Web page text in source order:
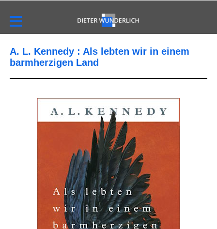
A. L. Kennedy : Als lebten wir in einem
barmherzigen Land